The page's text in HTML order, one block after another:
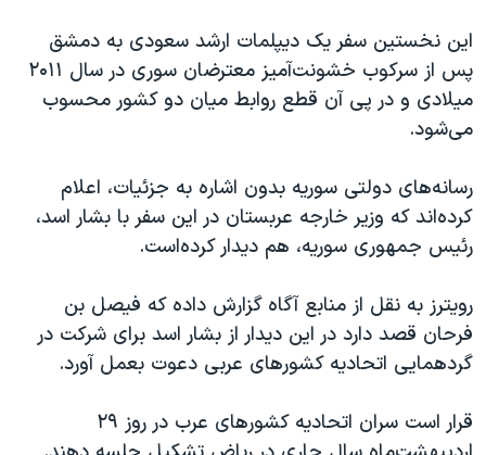
نرگس محمدی برنده جایزه نوبل صلح
همایش محافظه‌کاران آمریکا «سی‌پک»
صفحه‌های ویژه
این نخستین سفر یک دیپلمات ارشد سعودی به دمشق
پس از سرکوب خشونت‌آمیز معترضان سوری در سال ۲۰۱۱
میلادی و در پی آن قطع روابط میان دو کشور محسوب
می‌شود.
رسانه‌های دولتی سوریه بدون اشاره به جزئیات، اعلام
کرده‌اند که وزیر خارجه عربستان در این سفر با بشار اسد،
رئیس جمهوری سوریه، هم دیدار کرده‌است.
رویترز به نقل از منابع آگاه گزارش داده که فیصل بن
فرحان قصد دارد در این دیدار از بشار اسد برای شرکت در
گردهمایی اتحادیه کشورهای عربی دعوت بعمل ‌آورد.
قرار است سران اتحادیه کشورهای عرب در روز ۲۹